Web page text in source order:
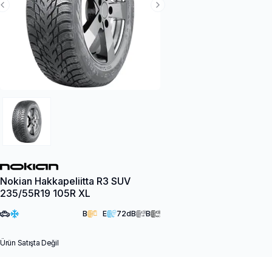
Next Slide
Previous Slide
Nokian Hakkapeliitta R3 SUV
235/55R19 105R XL
B E 72dB B
Ürün Satışta Değil